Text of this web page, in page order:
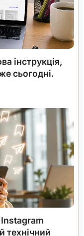
інструкція,
сьогодні.
Instagram
технічний